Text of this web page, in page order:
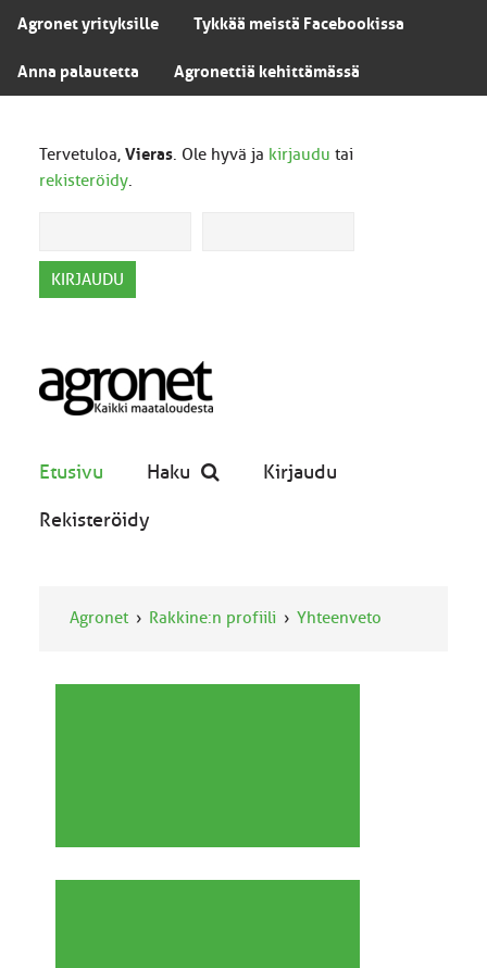
Agronet yrityksille Tykkää meistä Facebookissa
Anna palautetta Agronettiä kehittämässä
Tervetuloa, Vieras. Ole hyvä ja kirjaudu tai
rekisteröidy.
Etusivu Haku Kirjaudu
Rekisteröidy
Agronet Rakkine:n profiili Yhteenveto